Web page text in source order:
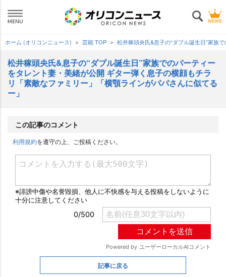
ホーム (オリコンニュース) 芸能 TOP 松井稼頭央氏&息子の“ダブル誕生日”家族
松井稼頭央氏&息子の“ダブル誕生日”家族でのパーティー
をタレント妻・美緒が公開 ギター弾く息子の横顔もチラ
リ「素敵なファミリー」「横顎ラインがパパさんに似てる
ー」
この記事のコメント
利用規約を遵守の上、ご投稿ください。
記事に戻る